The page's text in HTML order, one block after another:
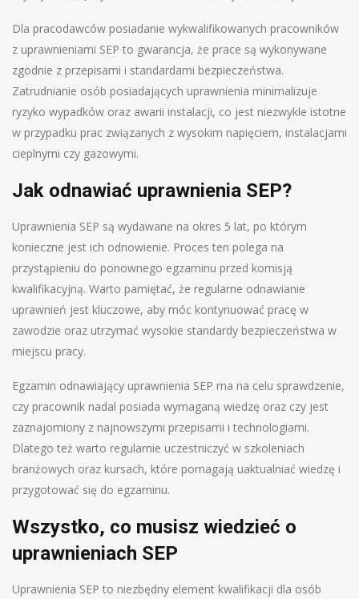
Dla pracodawców posiadanie wykwalifikowanych pracowników
z uprawnieniami SEP to gwarancja, że prace są wykonywane
zgodnie z przepisami i standardami bezpieczeństwa.
Zatrudnianie osób posiadających uprawnienia minimalizuje
ryzyko wypadków oraz awarii instalacji, co jest niezwykle istotne
w przypadku prac związanych z wysokim napięciem, instalacjami
cieplnymi czy gazowymi.
Jak odnawiać uprawnienia SEP?
Uprawnienia SEP są wydawane na okres 5 lat, po którym
konieczne jest ich odnowienie. Proces ten polega na
przystąpieniu do ponownego egzaminu przed komisją
kwalifikacyjną. Warto pamiętać, że regularne odnawianie
uprawnień jest kluczowe, aby móc kontynuować pracę w
zawodzie oraz utrzymać wysokie standardy bezpieczeństwa w
miejscu pracy.
Egzamin odnawiający uprawnienia SEP ma na celu sprawdzenie,
czy pracownik nadal posiada wymaganą wiedzę oraz czy jest
zaznajomiony z najnowszymi przepisami i technologiami.
Dlatego też warto regularnie uczestniczyć w szkoleniach
branżowych oraz kursach, które pomagają uaktualniać wiedzę i
przygotować się do egzaminu.
Wszystko, co musisz wiedzieć o
uprawnieniach SEP
Uprawnienia SEP to niezbędny element kwalifikacji dla osób